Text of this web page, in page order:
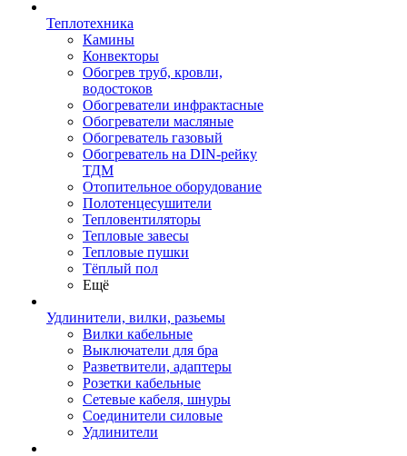
Теплотехника
Камины
Конвекторы
Обогрев труб, кровли,
водостоков
Обогреватели инфрактасные
Обогреватели масляные
Обогреватель газовый
Обогреватель на DIN-рейку
ТДМ
Отопительное оборудование
Полотенцесушители
Тепловентиляторы
Тепловые завесы
Тепловые пушки
Тёплый пол
Ещё
Удлинители, вилки, разьемы
Вилки кабельные
Выключатели для бра
Разветвители, адаптеры
Розетки кабельные
Сетевые кабеля, шнуры
Соединители силовые
Удлинители